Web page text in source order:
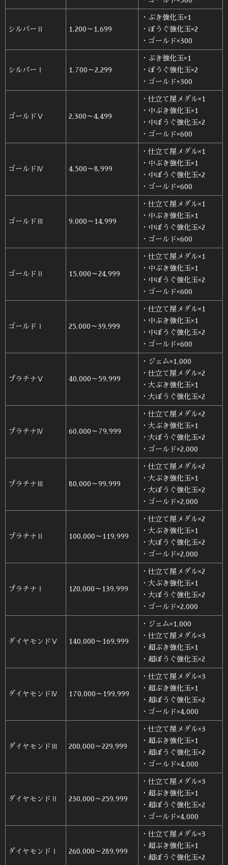
シルバーⅡ 1,200～1,699
・ぶき強化玉×1
・ぼうぐ強化玉×2
・ゴールド×300
シルバーⅠ 1,700～2,299
・ぶき強化玉×1
・ぼうぐ強化玉×2
・ゴールド×300
ゴールドⅤ 2,300～4,499
・仕立て屋メダル×1
・中ぶき強化玉×1
・中ぼうぐ強化玉×2
・ゴールド×600
ゴールドⅣ 4,500～8,999
・仕立て屋メダル×1
・中ぶき強化玉×1
・中ぼうぐ強化玉×2
・ゴールド×600
ゴールドⅢ 9,000～14,999
・仕立て屋メダル×1
・中ぶき強化玉×1
・中ぼうぐ強化玉×2
・ゴールド×600
ゴールドⅡ 15,000～24,999
・仕立て屋メダル×1
・中ぶき強化玉×1
・中ぼうぐ強化玉×2
・ゴールド×600
ゴールドⅠ 25,000～39,999
・仕立て屋メダル×1
・中ぶき強化玉×1
・中ぼうぐ強化玉×2
・ゴールド×600
プラチナⅤ 40,000～59,999
・ジェム×1,000
・仕立て屋メダル×2
・大ぶき強化玉×1
・大ぼうぐ強化玉×2
プラチナⅣ 60,000～79,999
・仕立て屋メダル×2
・大ぶき強化玉×1
・大ぼうぐ強化玉×2
・ゴールド×2,000
プラチナⅢ 80,000～99,999
・仕立て屋メダル×2
・大ぶき強化玉×1
・大ぼうぐ強化玉×2
・ゴールド×2,000
プラチナⅡ 100,000～119,999
・仕立て屋メダル×2
・大ぶき強化玉×1
・大ぼうぐ強化玉×2
・ゴールド×2,000
プラチナⅠ 120,000～139,999
・仕立て屋メダル×2
・大ぶき強化玉×1
・大ぼうぐ強化玉×2
・ゴールド×2,000
ダイヤモンドⅤ 140,000～169,999
・ジェム×1,000
・仕立て屋メダル×3
・超ぶき強化玉×1
・超ぼうぐ強化玉×2
ダイヤモンドⅣ 170,000～199,999
・仕立て屋メダル×3
・超ぶき強化玉×1
・超ぼうぐ強化玉×2
・ゴールド×4,000
ダイヤモンドⅢ 200,000～229,999
・仕立て屋メダル×3
・超ぶき強化玉×1
・超ぼうぐ強化玉×2
・ゴールド×4,000
ダイヤモンドⅡ 230,000～259,999
・仕立て屋メダル×3
・超ぶき強化玉×1
・超ぼうぐ強化玉×2
・ゴールド×4,000
ダイヤモンドⅠ 260,000～289,999
・仕立て屋メダル×3
・超ぶき強化玉×1
・超ぼうぐ強化玉×2